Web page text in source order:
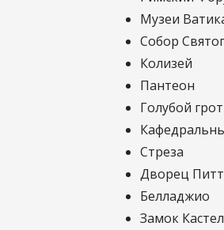
Музеи
Собор
Колизей
Пантеон
Голубой грот
Стреза
Дворец
Белладжио
Замок